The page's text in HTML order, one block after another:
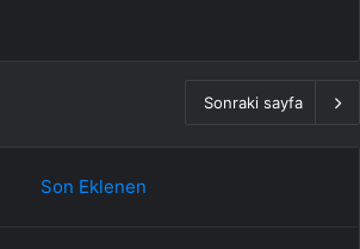
Sonraki sayfa
Son Eklenen